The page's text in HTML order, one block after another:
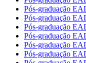
Pós-graduação
Pós-graduação
Pós-graduação
Pós-graduação
Pós-graduação
Pós-graduação